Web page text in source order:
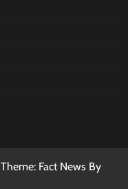
Theme: Fact News By